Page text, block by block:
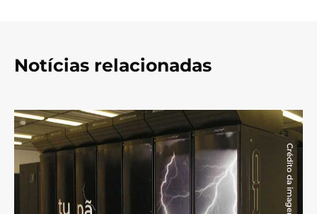
Notícias relacionadas